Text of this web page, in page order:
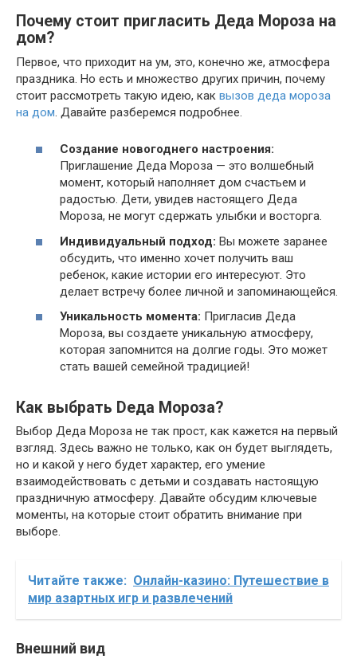
Почему стоит пригласить Деда Мороза на
дом?
Первое, что приходит на ум, это, конечно же, атмосфера
праздника. Но есть и множество других причин, почему
стоит рассмотреть такую идею, как вызов деда мороза
на дом. Давайте разберемся подробнее.
Создание новогоднего настроения:
Приглашение Деда Мороза — это волшебный
момент, который наполняет дом счастьем и
радостью. Дети, увидев настоящего Деда
Мороза, не могут сдержать улыбки и восторга.
Индивидуальный подход: Вы можете заранее
обсудить, что именно хочет получить ваш
ребенок, какие истории его интересуют. Это
делает встречу более личной и запоминающейся.
Уникальность момента: Пригласив Деда
Мороза, вы создаете уникальную атмосферу,
которая запомнится на долгие годы. Это может
стать вашей семейной традицией!
Как выбрать Dеда Мороза?
Выбор Деда Мороза не так прост, как кажется на первый
взгляд. Здесь важно не только, как он будет выглядеть,
но и какой у него будет характер, его умение
взаимодействовать с детьми и создавать настоящую
праздничную атмосферу. Давайте обсудим ключевые
моменты, на которые стоит обратить внимание при
выборе.
Читайте также: Онлайн-казино: Путешествие в
мир азартных игр и развлечений
Внешний вид